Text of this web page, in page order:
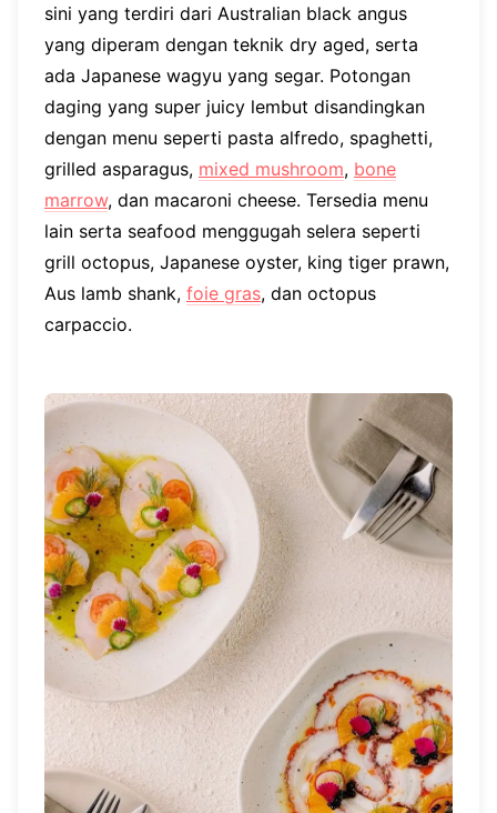
sini yang terdiri dari Australian black angus
yang diperam dengan teknik dry aged, serta
ada Japanese wagyu yang segar. Potongan
daging yang super juicy lembut disandingkan
dengan menu seperti pasta alfredo, spaghetti,
grilled asparagus, mixed mushroom, bone
marrow, dan macaroni cheese. Tersedia menu
lain serta seafood menggugah selera seperti
grill octopus, Japanese oyster, king tiger prawn,
Aus lamb shank, foie gras, dan octopus
carpaccio.